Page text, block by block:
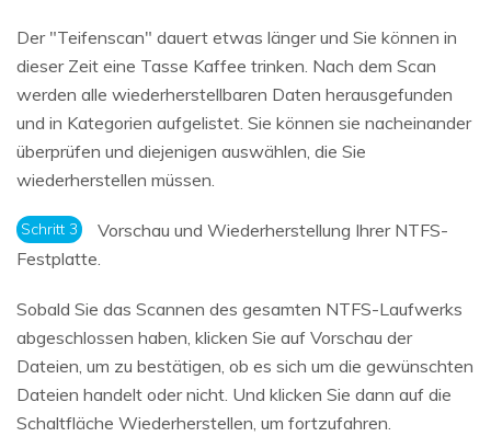
Der "Teifenscan" dauert etwas länger und Sie können in
dieser Zeit eine Tasse Kaffee trinken. Nach dem Scan
werden alle wiederherstellbaren Daten herausgefunden
und in Kategorien aufgelistet. Sie können sie nacheinander
überprüfen und diejenigen auswählen, die Sie
wiederherstellen müssen.
Schritt 3
Vorschau und Wiederherstellung Ihrer NTFS-
Festplatte.
Sobald Sie das Scannen des gesamten NTFS-Laufwerks
abgeschlossen haben, klicken Sie auf Vorschau der
Dateien, um zu bestätigen, ob es sich um die gewünschten
Dateien handelt oder nicht. Und klicken Sie dann auf die
Schaltfläche Wiederherstellen, um fortzufahren.